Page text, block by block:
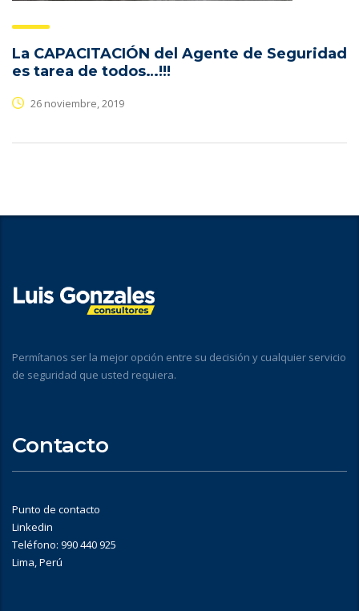
La CAPACITACIÓN del Agente de Seguridad
es tarea de todos…!!!
26 noviembre, 2019
Permítanos ser la mejor opción entre su decisión y cualquier servicio
de seguridad que usted requiera.
Contacto
Punto de contacto
Linkedin
Teléfono: 990 440 925
Lima, Perú